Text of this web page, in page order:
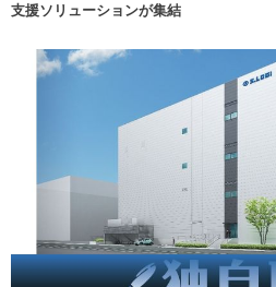
支援ソリューションが集結